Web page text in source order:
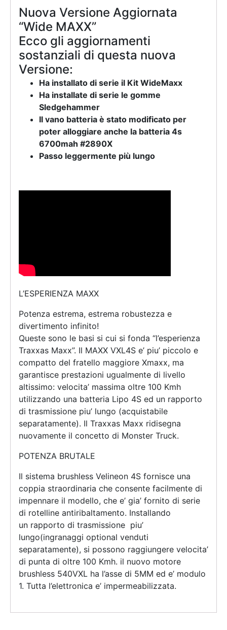
Nuova Versione Aggiornata
“Wide MAXX”
Ecco gli aggiornamenti
sostanziali di questa nuova
Versione:
Ha installato di serie il Kit WideMaxx
Ha installate di serie le gomme
Sledgehammer
Il vano batteria è stato modificato per
poter alloggiare anche la batteria 4s
6700mah #2890X
Passo leggermente più lungo
L’ESPERIENZA MAXX
Potenza estrema, estrema robustezza e
divertimento infinito!
Queste sono le basi si cui si fonda “l’esperienza
Traxxas Maxx”. Il MAXX VXL4S e’ piu’ piccolo e
compatto del fratello maggiore Xmaxx, ma
garantisce prestazioni ugualmente di livello
altissimo: velocita’ massima oltre 100 Kmh
utilizzando una batteria Lipo 4S ed un rapporto
di trasmissione piu’ lungo (acquistabile
separatamente). Il Traxxas Maxx ridisegna
nuovamente il concetto di Monster Truck.
POTENZA BRUTALE
Il sistema brushless Velineon 4S fornisce una
coppia straordinaria che consente facilmente di
impennare il modello, che e’ gia’ fornito di serie
di rotelline antiribaltamento. Installando
un rapporto di trasmissione piu’
lungo(ingranaggi optional venduti
separatamente), si possono raggiungere velocita’
di punta di oltre 100 Kmh. il nuovo motore
brushless 540VXL ha l’asse di 5MM ed e’ modulo
1. Tutta l’elettronica e’ impermeabilizzata.